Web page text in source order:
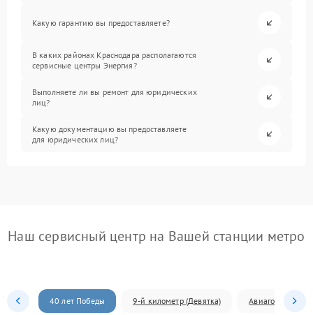
Какую гарантию вы предоставляете?
В каких районах Краснодара располагаются
сервисные центры Энергия?
Выполняете ли вы ремонт для юридических
лиц?
Какую документацию вы предоставляете
для юридических лиц?
Наш сервисный центр на Вашей станции метро
40 лет Победы 9-й километр (Девятка) Авиагородок